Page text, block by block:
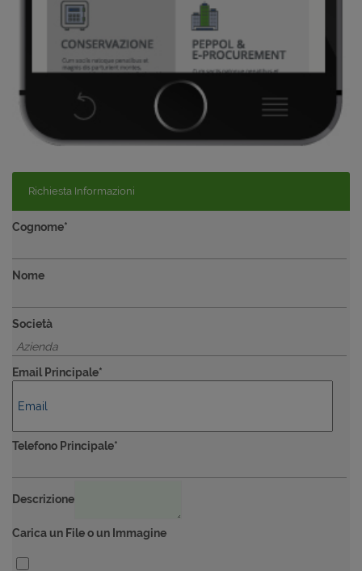
Richiesta Informazioni
Cognome*
Nome
Società
Email Principale*
Telefono Principale*
Descrizione
Carica un File o un Immagine